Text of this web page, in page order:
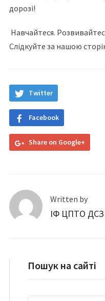
дорозі!
Навчайтеся.
Слідкуйте за нашою
Twitter
Facebook
Share on Google+
Written by
ІФ ЦПТО ДСЗ
Пошук на сайті